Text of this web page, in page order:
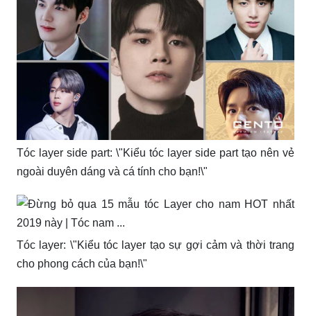
Tóc layer side part: \"Kiểu tóc layer side part tạo nên vẻ
ngoài duyên dáng và cá tính cho bạn!\"
Tóc layer: \"Kiểu tóc layer tạo sự gợi cảm và thời trang
cho phong cách của bạn!\"